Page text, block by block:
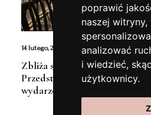
poprawić
naszej
analizować
i wiedzieć,
użytkownicy.
14 lutego, 2024
Zbliża się wiosna, zaplanuj
Przedstawiamy najpiękniejsze
wydarzenie